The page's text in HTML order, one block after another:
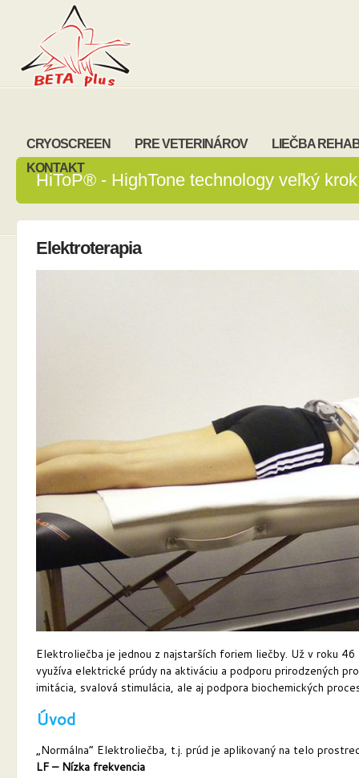
CRYOSCREEN PRE VETERINÁROV
LIEČBA
KONTAKT
HiToP® - HighTone technology veľký
Elektroterapia
Elektroliečba je jednou z najstarších foriem liečby. Už v roku
využíva elektrické prúdy na aktiváciu a podporu prirodzených
imitácia, svalová stimulácia, ale aj podpora biochemických
Úvod
„Normálna“ Elektroliečba, t.j. prúd je aplikovaný na telo
LF – Nízka frekvencia